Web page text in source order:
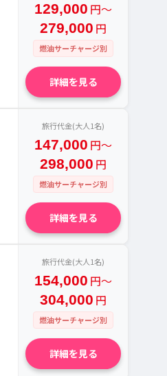
129,000 円〜
279,000 円
燃油サーチャージ別
詳細を見る
旅行代金(大人1名)
147,000 円〜
298,000 円
燃油サーチャージ別
詳細を見る
旅行代金(大人1名)
154,000 円〜
304,000 円
燃油サーチャージ別
詳細を見る